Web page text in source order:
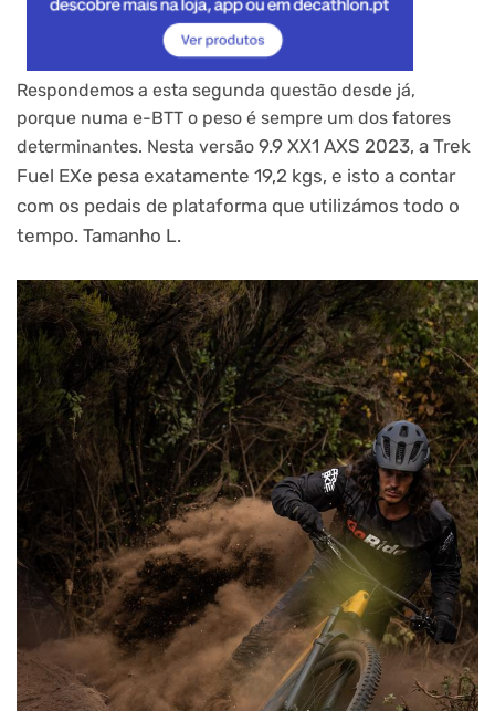
Respondemos a esta segunda questão desde já,
porque numa e-BTT o peso é sempre um dos fatores
determinantes. Nesta versão 9.9 XX1 AXS 2023, a Trek
Fuel EXe pesa exatamente 19,2 kgs, e isto a contar
com os pedais de plataforma que utilizámos todo o
tempo. Tamanho L.